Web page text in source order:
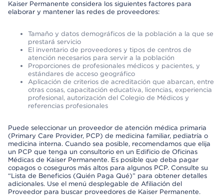
Kaiser Permanente considera los siguientes factores para
elaborar y mantener las redes de proveedores:
Tamaño y datos demográficos de la población a la que se
prestará servicio
El inventario de proveedores y tipos de centros de
atención necesarios para servir a la población
Proporciones de profesionales médicos y pacientes, y
estándares de acceso geográfico
Aplicación de criterios de acreditación que abarcan, entre
otras cosas, capacitación educativa, licencias, experiencia
profesional, autorización del Colegio de Médicos y
referencias profesionales
Puede seleccionar un proveedor de atención médica primaria
(Primary Care Provider, PCP) de medicina familiar, pediatría o
medicina interna. Cuando sea posible, recomendamos que elija
un PCP que tenga un consultorio en un Edificio de Oficinas
Médicas de Kaiser Permanente. Es posible que deba pagar
copagos o coseguros más altos para algunos PCP. Consulte su
“Lista de Beneficios (Quién Paga Qué)” para obtener detalles
adicionales. Use el menú desplegable de Afiliación del
Proveedor para buscar proveedores de Kaiser Permanente.